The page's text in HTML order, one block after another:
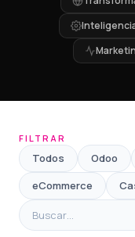
FILTRAR
Todos Odoo
eCommerce